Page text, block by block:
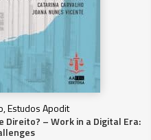
Estudos Apodit
Direito? – Work in a Digital Era: